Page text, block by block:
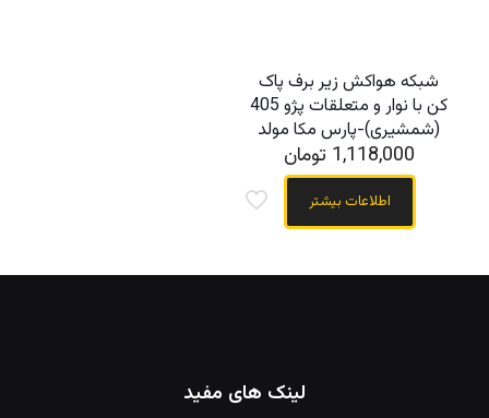
شبکه هواکش زیر برف پاک
کن با نوار و متعلقات پژو 405
(شمشیری)-پارس مکا مولد
1,118,000 تومان
اطلاعات بیشتر
لینک های مفید